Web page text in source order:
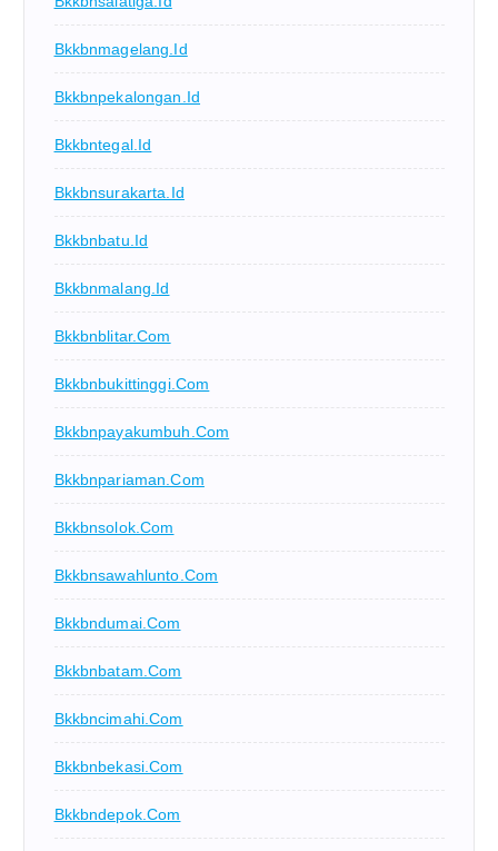
Bkkbnmagelang.id
Bkkbnpekalongan.id
Bkkbntegal.id
Bkkbnsurakarta.id
Bkkbnbatu.id
Bkkbnmalang.id
Bkkbnblitar.com
Bkkbnbukittinggi.com
Bkkbnpayakumbuh.com
Bkkbnpariaman.com
Bkkbnsolok.com
Bkkbnsawahlunto.com
Bkkbndumai.com
Bkkbnbatam.com
Bkkbncimahi.com
Bkkbnbekasi.com
Bkkbndepok.com